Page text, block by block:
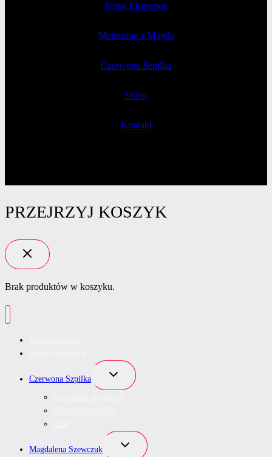
Portal Ekspertek
Mentoring z Magdą
Czerwona Szpilka
Sklep
Kontakt
PRZEJRZYJ KOSZYK
Brak produktów w koszyku.
Czerwona Szpilka
Przełącz
podrzędne
Magdalena Szewczuk
Przełącz